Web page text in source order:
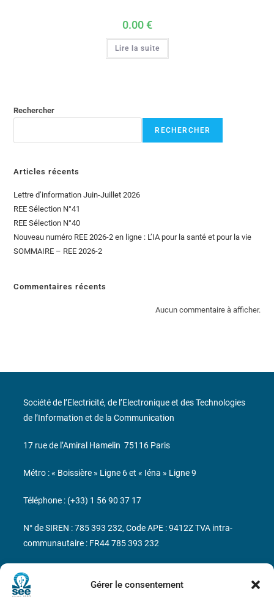
Gérer le consentement
0.00€
Lire la suite
Rechercher
RECHERCHER
Articles récents
Lettre d’information Juin-Juillet 2026
REE Sélection N°41
REE Sélection N°40
Nouveau numéro REE 2026-2 en ligne : L’IA pour la santé et pour la vie
SOMMAIRE – REE 2026-2
Commentaires récents
Aucun commentaire à afficher.
Bicentenaire des découvertes d’André-
Marie Ampère
Société de l’Electricité, de l’Electronique et des Technologies
de l’Information et de la Communication
17 rue de l’Amiral Hamelin 75116 Paris
Métro : « Boissière » Ligne 6 et « Iéna » Ligne 9
Téléphone : (+33) 1 56 90 37 17
N° de SIREN : 785 393 232, Code APE : 9412Z TVA intra-
communautaire : FR44 785 393 232